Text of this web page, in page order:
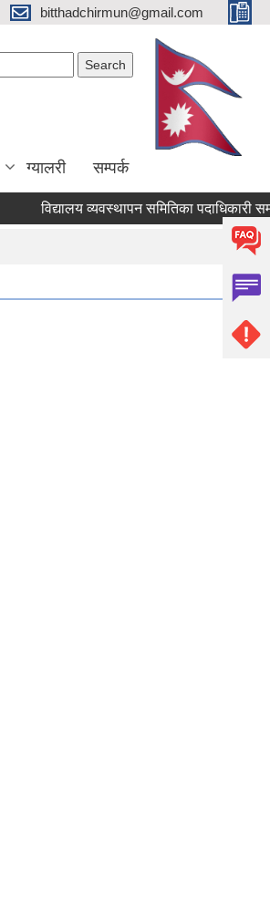
bitthadchirmun@gmail.com
ग्यालरी सम्पर्क
विद्यालय व्यवस्थापन समितिका पदाधिकारी